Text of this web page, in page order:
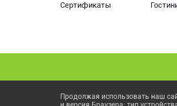
Сертификаты
Продолжая использовать наш